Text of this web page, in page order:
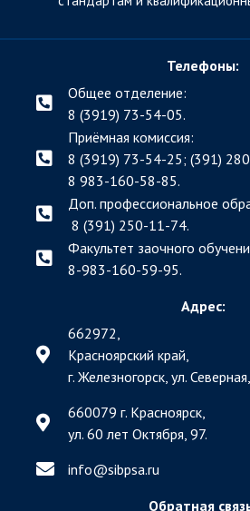
Телефоны:
Общее отделение:
8 (3919) 73-54-05.
Приёмная комиссия:
8 (3919) 73-54-25; (391)
8 983-160-58-85.
Доп. профессиональное
8 (391) 250-11-74.
Факультет заочного
8-983-160-59-95.
Адрес:
662972,
Красноярский край,
г. Железногорск, ул.
660079 г. Красноярск,
ул. 60 лет Октября, 97.
info@sibpsa.ru
Обратная